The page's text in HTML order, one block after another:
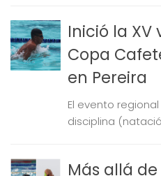
Inició la XV
Copa
en Pereira
El evento
disciplina
Más allá